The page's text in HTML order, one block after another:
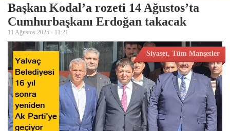
Başkan Kodal’a rozeti 14 Ağustos’ta
Cumhurbaşkanı Erdoğan takacak
11 Ağustos 2025 - 11:21
Siyaset, Tüm Manşetler